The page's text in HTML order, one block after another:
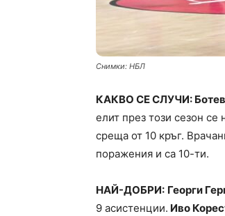
Снимки: НБЛ
КАКВО СЕ СЛУЧИ: Ботев
елит през този сезон
среща от 10 кръг.
поражения и са 10-ти.
НАЙ-ДОБРИ: Георги
9 асистенции. Иво